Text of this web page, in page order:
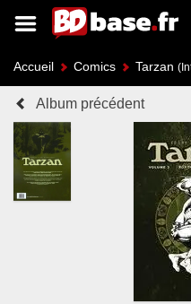
Accueil Comics Tarzan
Album précédent